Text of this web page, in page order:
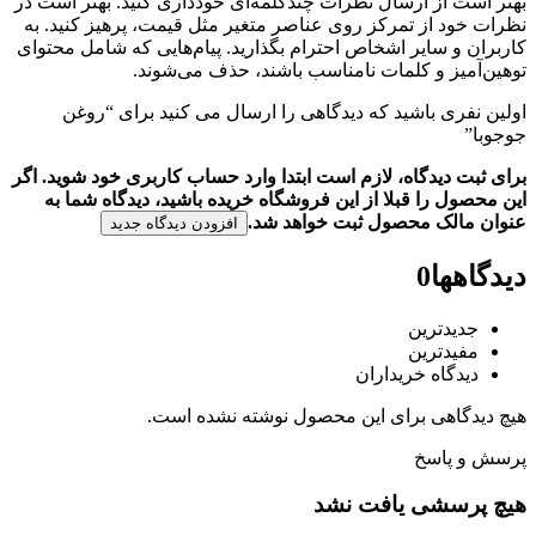
نظرات خود از تمرکز روی عناصر متغیر مثل قیمت، پرهیز کنید. به
کاربران و سایر اشخاص احترام بگذارید. پیام‌هایی که شامل محتوای
توهین‌آمیز و کلمات نامناسب باشند، حذف می‌شوند.
اولین نفری باشید که دیدگاهی را ارسال می کنید برای “روغن
جوجوبا”
برای ثبت دیدگاه، لازم است ابتدا وارد حساب کاربری خود شوید. اگر
این محصول را قبلا از این فروشگاه خریده باشید، دیدگاه شما به
عنوان مالک محصول ثبت خواهد شد.
افزودن دیدگاه جدید
دیدگاهها0
جدیدترین
مفیدترین
دیدگاه خریداران
هیچ دیدگاهی برای این محصول نوشته نشده است.
پرسش و پاسخ
هیچ پرسشی یافت نشد